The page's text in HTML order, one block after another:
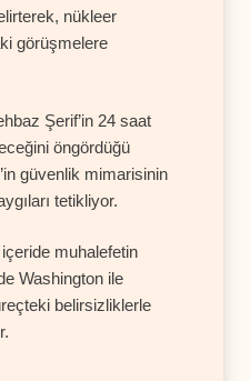
nükleer
görüşmelere
Şerif’in 24 saat
öngördüğü
güvenlik mimarisinin
tetikliyor.
muhalefetin
Washington ile
belirsizliklerle